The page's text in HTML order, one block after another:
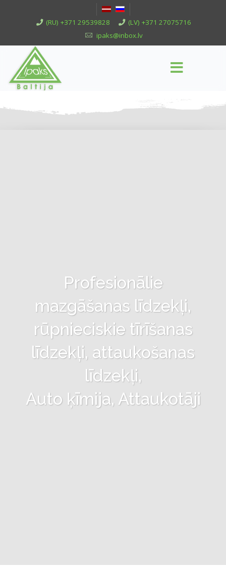
(RU) +371 29539828
(LV) +371 27075716
ipaks@inbox.lv
Profesionālie
mazgāšanas līdzekļi,
rūpnieciskie tīrīšanas
līdzekļi, attaukošanas
līdzekļi,
Auto ķīmija, Attaukotāji